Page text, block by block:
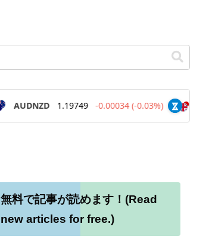
無料で記事が読めます！(Read
new articles for free.)